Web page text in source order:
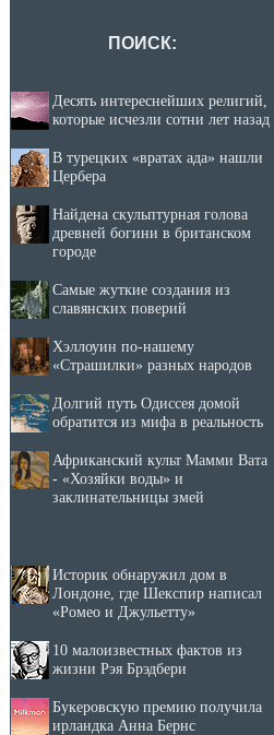
ПОИСК:
Десять интереснейших религий,
которые исчезли сотни лет назад
В турецких «вратах ада» нашли
Цербера
Найдена скульптурная голова
древней богини в британском
городе
Самые жуткие создания из
славянских поверий
Хэллоуин по-нашему
«Страшилки» разных народов
Долгий путь Одиссея домой
обратится из мифа в реальность
Африканский культ Мамми Вата
- «Хозяйки воды» и
заклинательницы змей
Историк обнаружил дом в
Лондоне, где Шекспир написал
«Ромео и Джульетту»
10 малоизвестных фактов из
жизни Рэя Брэдбери
Букеровскую премию получила
ирландка Анна Бернс